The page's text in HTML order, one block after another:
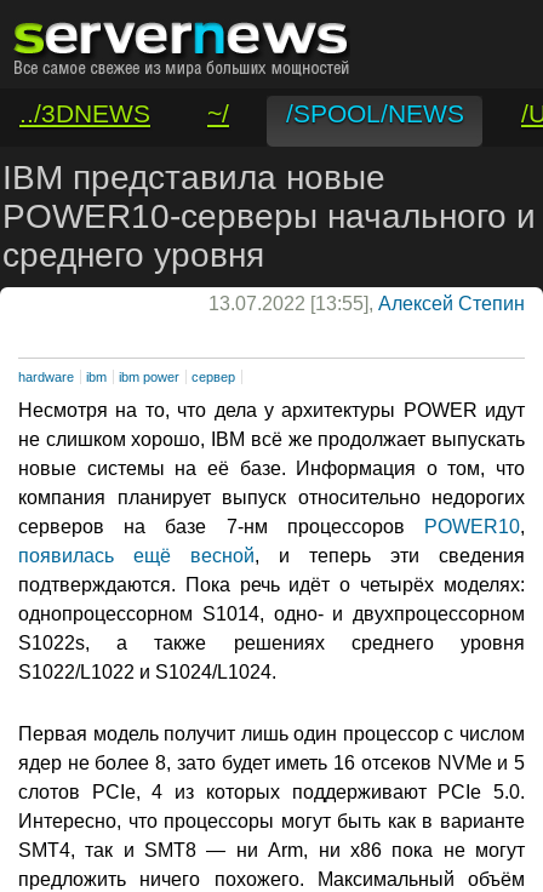
../3DNEWS ~/ /SPOOL/NEWS
/
/VAR/CONTACT
IBM представила новые
POWER10-серверы начального и
среднего уровня
13.07.2022 [13:55], Алексей Степин
hardware ibm ibm power сервер
Несмотря на то, что дела у архитектуры POWER идут
не слишком хорошо, IBM всё же продолжает выпускать
новые системы на её базе. Информация о том, что
компания планирует выпуск относительно недорогих
серверов на базе 7-нм процессоров
POWER10,
появилась ещё весной, и теперь эти сведения
подтверждаются. Пока речь идёт о четырёх моделях:
однопроцессорном S1014, одно- и двухпроцессорном
S1022s, а также решениях среднего уровня
S1022/L1022 и S1024/L1024.
Первая модель получит лишь один процессор с числом
ядер не более 8, зато будет иметь 16 отсеков NVMe и 5
слотов PCIe, 4 из которых поддерживают PCIe 5.0.
Интересно, что процессоры могут быть как в варианте
SMT4, так и SMT8 — ни Arm, ни x86 пока не могут
предложить ничего похожего. Максимальный объём